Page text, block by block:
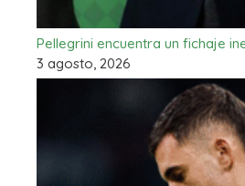
Pellegrini encuentra un fichaje
3 agosto, 2026